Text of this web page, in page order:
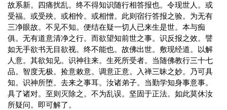
故系新。四痛扰乱。终不得知识随行相答报也。令现世人。或
受福。或受殃。或相怜。或相憎。此则宿行答报之验。为无有
三净眼故。不见不知。便结在疑一切人已来生是世。本与痴
俱。无有道意清净之行。而欲望知前世之事。识反报之效。譬
如无手欲书无目欲视。终不能也。故佛出世。敷现经道。以解
人意。其欲知见。识神往来。生死所受者。当随佛教行三十七
品。智度无极。捡意敕意。调意正意。入禅三昧之妙。乃可具
知。识神所堕。去来之事耳。汝诸弟子。当勤学知身事意事。
具了诸对。至则灭除之。不为乱误。坚固于正法。如此莫休汝
所疑问。即可解了。